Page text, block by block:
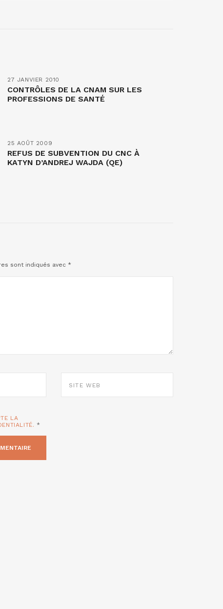
27 JANVIER 2010
CONTRÔLES DE LA CNAM SUR LES
PROFESSIONS DE SANTÉ
25 AOÛT 2009
REFUS DE SUBVENTION DU CNC À
KATYN D’ANDREJ WAJDA (QE)
sont indiqués avec *
WEB
LA
*